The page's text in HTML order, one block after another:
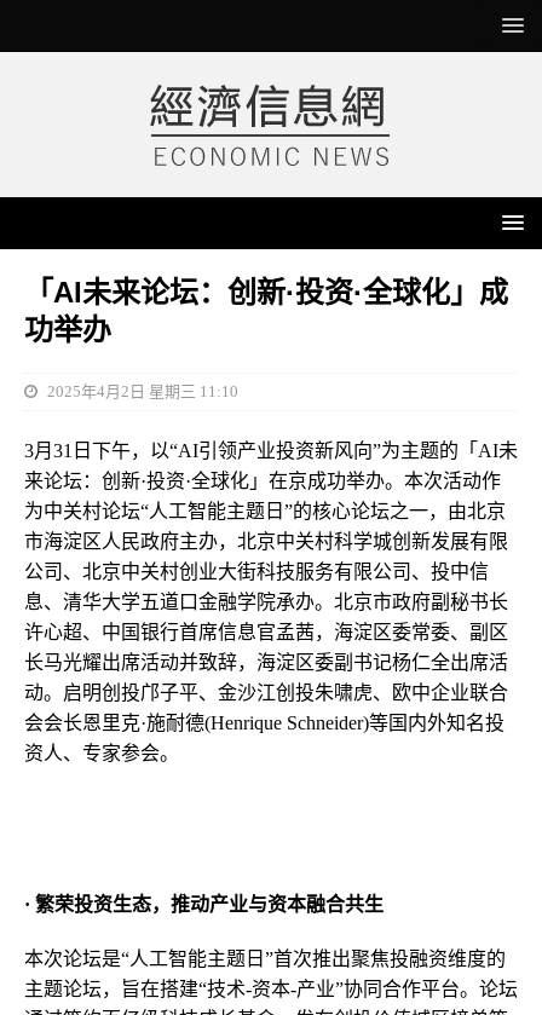
「AI未来论坛：创新·投资·全球化」成
功举办
2025年4月2日 星期三 11:10
3月31日下午，以“AI引领产业投资新风向”为主题的「AI未
来论坛：创新·投资·全球化」在京成功举办。本次活动作
为中关村论坛“人工智能主题日”的核心论坛之一，由北京
市海淀区人民政府主办，北京中关村科学城创新发展有限
公司、北京中关村创业大街科技服务有限公司、投中信
息、清华大学五道口金融学院承办。北京市政府副秘书长
许心超、中国银行首席信息官孟茜，海淀区委常委、副区
长马光耀出席活动并致辞，海淀区委副书记杨仁全出席活
动。启明创投邝子平、金沙江创投朱啸虎、欧中企业联合
会会长恩里克·施耐德(Henrique Schneider)等国内外知名投
资人、专家参会。
· 繁荣投资生态，推动产业与资本融合共生
本次论坛是“人工智能主题日”首次推出聚焦投融资维度的
主题论坛，旨在搭建“技术-资本-产业”协同合作平台。论坛